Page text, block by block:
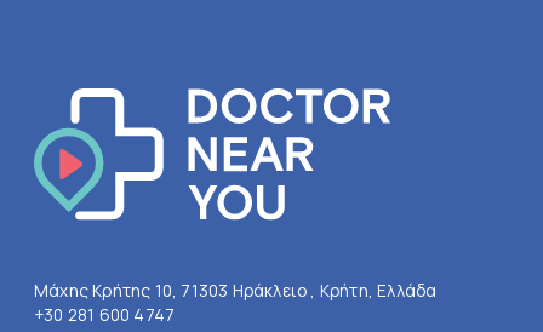
Μάχης Κρήτης 10, 71303 Ηράκλειο , Κρήτη, Ελλάδα
+30 281 600 4747